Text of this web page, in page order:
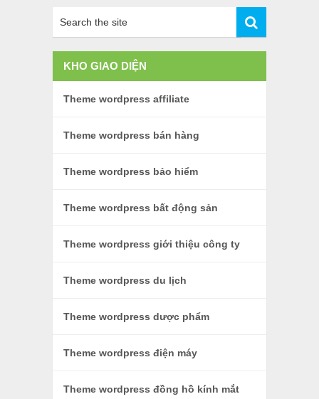
KHO GIAO DIỆN
Theme wordpress affiliate
Theme wordpress bán hàng
Theme wordpress bảo hiểm
Theme wordpress bất động sản
Theme wordpress giới thiệu công ty
Theme wordpress du lịch
Theme wordpress dược phẩm
Theme wordpress điện máy
Theme wordpress đồng hồ kính mắt